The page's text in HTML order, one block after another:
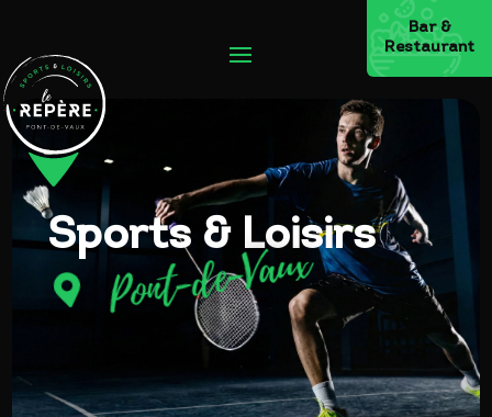
Bar &
Restaurant
Sports & Loisirs
 Pont-de-Vaux